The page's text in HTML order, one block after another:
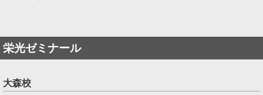
栄光ゼミナール
大森校